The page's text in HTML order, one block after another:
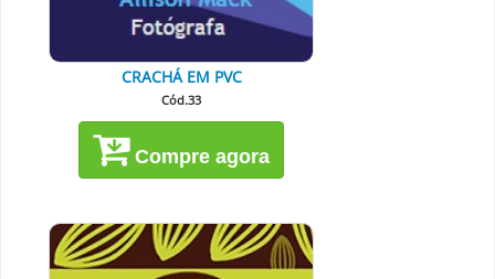
CRACHÁ EM PVC
Cód.33
Compre agora